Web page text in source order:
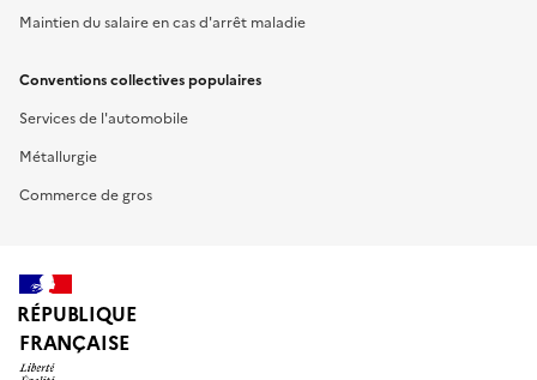
Maintien du salaire en cas d'arrêt maladie
Conventions collectives populaires
Services de l'automobile
Métallurgie
Commerce de gros
RÉPUBLIQUE
FRANÇAISE